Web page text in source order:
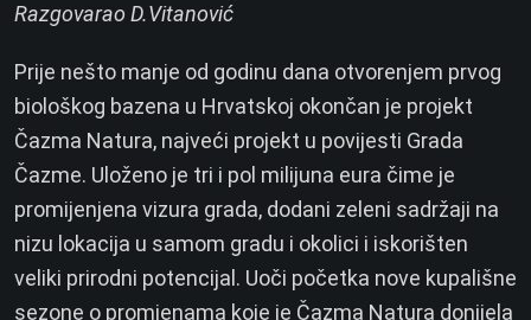
Razgovarao D.Vitanović
Prije nešto manje od godinu dana otvorenjem prvog
biološkog bazena u Hrvatskoj okončan je projekt
Čazma Natura, najveći projekt u povijesti Grada
Čazme. Uloženo je tri i pol milijuna eura čime je
promijenjena vizura grada, dodani zeleni sadržaji na
nizu lokacija u samom gradu i okolici i iskorišten
veliki prirodni potencijal. Uoči početka nove kupališne
sezone o promjenama koje je Čazma Natura donijela